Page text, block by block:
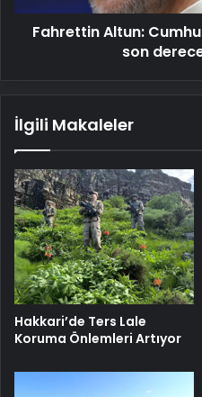
Fahrettin Altun:
son
İlgili Makaleler
Hakkari’de Ters Lale
Koruma Önlemleri Artıyor